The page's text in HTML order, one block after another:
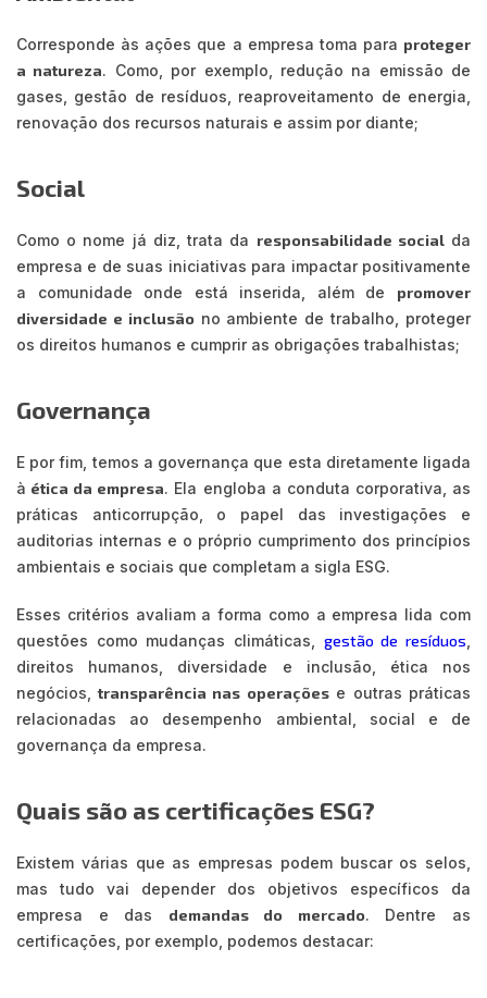
Corresponde às ações que a empresa toma para proteger
a natureza. Como, por exemplo, redução na emissão de
gases, gestão de resíduos, reaproveitamento de energia,
renovação dos recursos naturais e assim por diante;
Social
Como o nome já diz, trata da responsabilidade socialda
empresa e de suas iniciativas para impactar positivamente
a comunidade onde está inserida, além de promover
diversidade e inclusãono ambiente de trabalho, proteger
os direitos humanos e cumprir as obrigações trabalhistas;
Governança
E por fim, temos a governança que esta diretamente ligada
à ética da empresa. Ela engloba a conduta corporativa, as
práticas anticorrupção, o papel das investigações e
auditorias internas e o próprio cumprimento dos princípios
ambientais e sociais que completam a sigla ESG.
Esses critérios avaliam a forma como a empresa lida com
questões como mudanças climáticas, gestão de resíduos
direitos humanos, diversidade e inclusão, ética nos
negócios, transparência nas operaçõese outras práticas
relacionadas ao desempenho ambiental, social e de
governança da empresa.
Quais são as certificações ESG?
Existem várias que as empresas podem buscar os selos,
mas tudo vai depender dos objetivos específicos da
empresa e das demandas do mercado. Dentre as
certificações, por exemplo, podemos destacar: